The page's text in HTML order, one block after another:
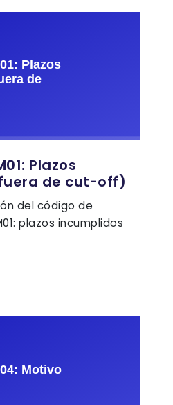
Plazos
de cut-off)
del código de
plazos incumplidos